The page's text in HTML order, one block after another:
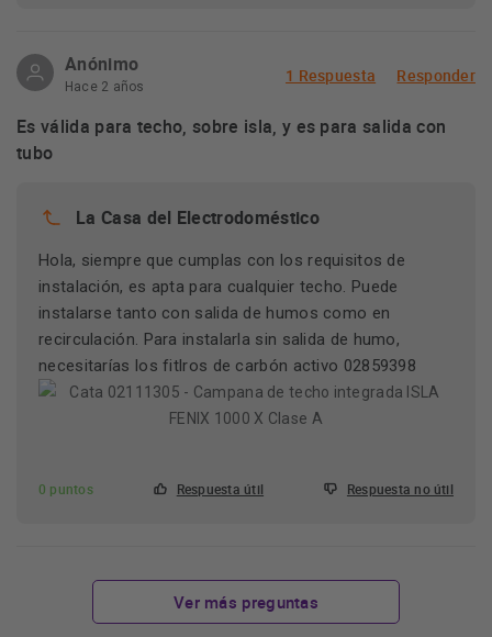
Anónimo
Hace 2 años
1 Respuesta Responder
Es válida para techo, sobre isla, y es para salida con
tubo
La Casa del Electrodoméstico
Hola, siempre que cumplas con los requisitos de
instalación, es apta para cualquier techo. Puede
instalarse tanto con salida de humos como en
recirculación. Para instalarla sin salida de humo,
necesitarías los fitlros de carbón activo 02859398
0 puntos Respuesta útil Respuesta no útil
Ver más preguntas